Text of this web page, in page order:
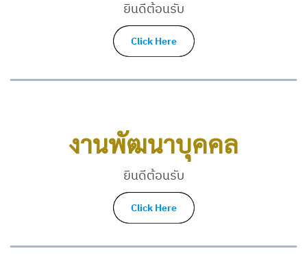
ยินดีต้อนรับ
Click Here
งานพัฒนาบุคคล
ยินดีต้อนรับ
Click Here